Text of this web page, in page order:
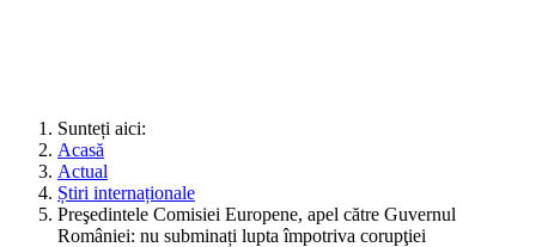
Sunteți aici:
Acasă
Actual
Știri internaționale
Preşedintele Comisiei Europene, apel către Guvernul
României: nu subminați lupta împotriva corupţiei